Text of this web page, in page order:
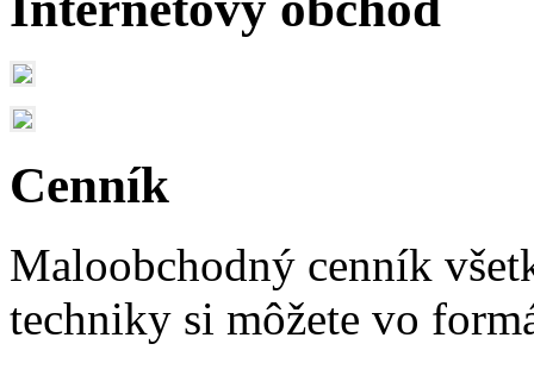
Cenník
Maloobchodný cenník
techniky si môžete vo